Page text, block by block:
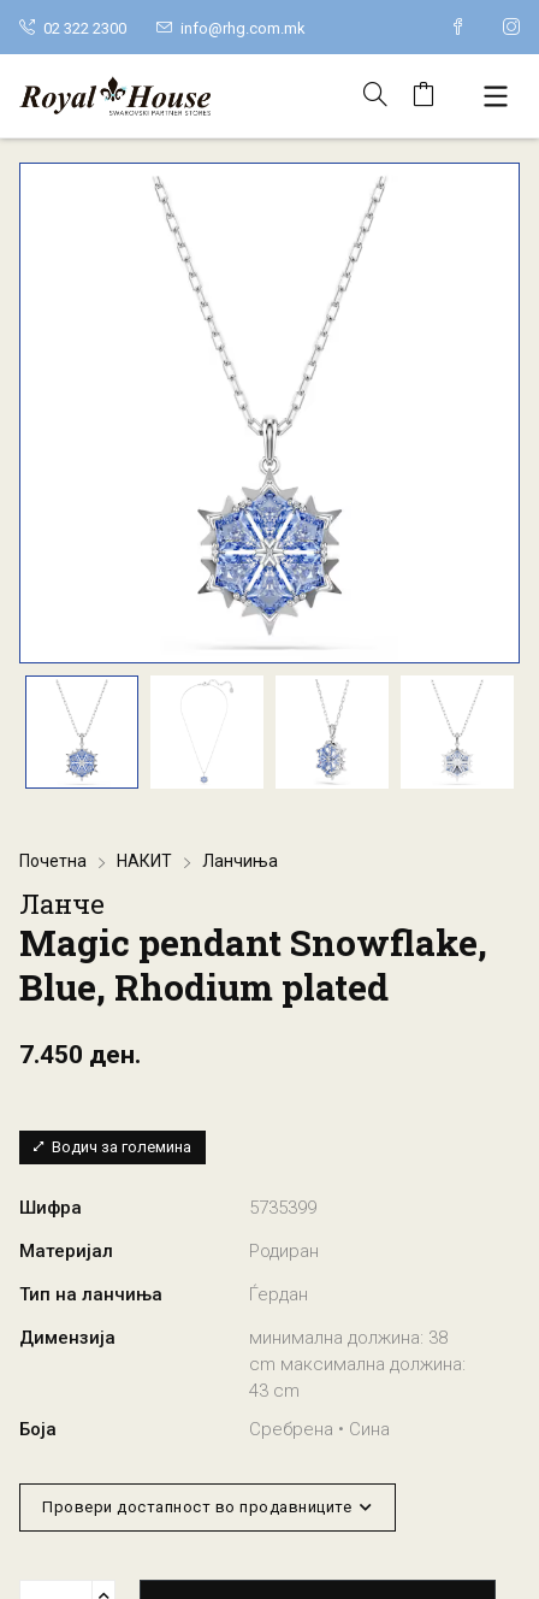
02 322 2300 info@rhg.com.mk
Почетна НАКИТ Ланчиња
Ланче
Magic pendant Snowflake,
Blue, Rhodium plated
7.450 ден.
Водич за големина
Шифра
5735399
Материјал
Родиран
Тип на ланчиња
Ѓердан
Димензија
минимална должина: 38
cm максимална должина:
43 cm
Боја
Сребрена • Сина
Провери достапност во продавниците